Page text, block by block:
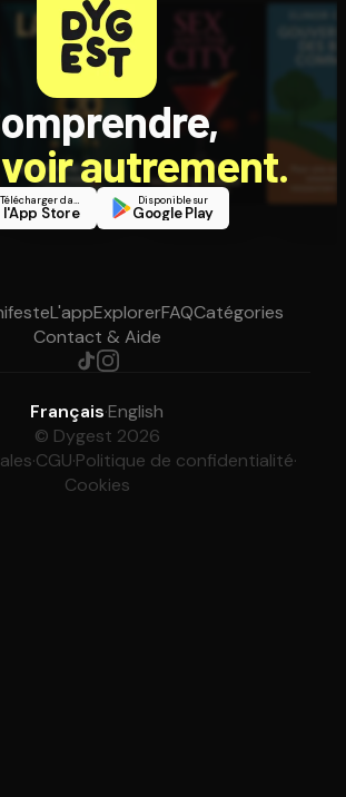
autrement.
Télécharger dans
l'App Store
Disponible sur
Google Play
L'appExplorerFAQCatégories
Contact & Aide
Français·English
© Dygest 2026
·CGU·Politique de confidentialité·
Cookies